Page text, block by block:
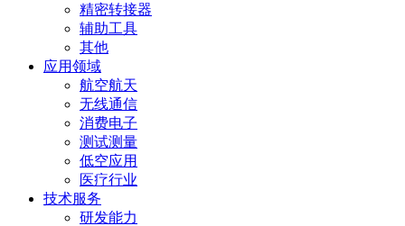
精密转接器
辅助工具
其他
应用领域
航空航天
无线通信
消费电子
测试测量
低空应用
医疗行业
技术服务
研发能力